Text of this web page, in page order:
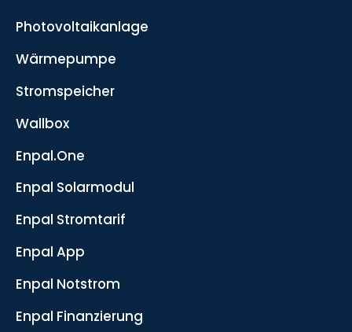
Photovoltaikanlage
Wärmepumpe
Stromspeicher
Wallbox
Enpal.One
Enpal Solarmodul
Enpal Stromtarif
Enpal App
Enpal Notstrom
Enpal Finanzierung